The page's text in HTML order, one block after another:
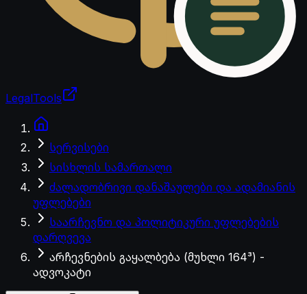
LegalTools
სერვისები
სისხლის სამართალი
ძალადობრივი დანაშაულები და ადამიანის
უფლებები
საარჩევნო და პოლიტიკური უფლებების
დარღვევა
არჩევნების გაყალბება (მუხლი 164³) -
ადვოკატი